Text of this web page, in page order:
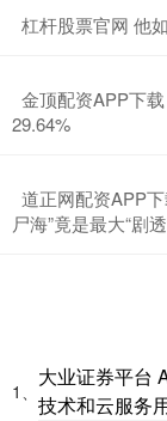
杠杆股票官网 他
金顶配资APP下
29.64%
道正网配资APP
尸海”竟是最大“剧
1、
大业证券平台
技术和云服务